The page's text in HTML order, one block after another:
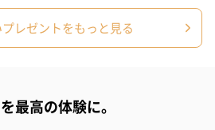
お届けいたします。
レゼントをもっと見る
最高の体験に。